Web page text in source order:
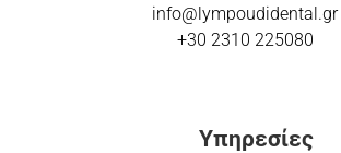
info@lympoudidental.gr
+30 2310 225080
Υπηρεσίες